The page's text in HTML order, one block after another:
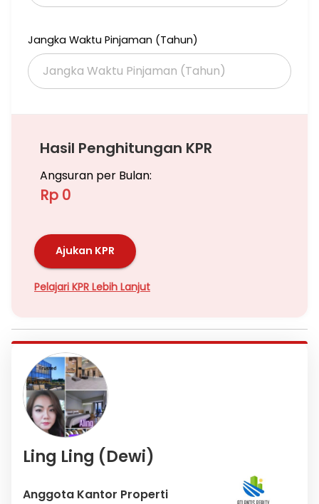
Jangka Waktu Pinjaman (Tahun)
Hasil Penghitungan KPR
Angsuran per Bulan:
Rp 0
Ajukan KPR
Pelajari KPR Lebih Lanjut
Ling Ling (Dewi)
Anggota Kantor Properti